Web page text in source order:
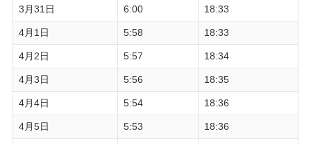
3月31日 6:00 18:33
4月1日 5:58 18:33
4月2日 5:57 18:34
4月3日 5:56 18:35
4月4日 5:54 18:36
4月5日 5:53 18:36